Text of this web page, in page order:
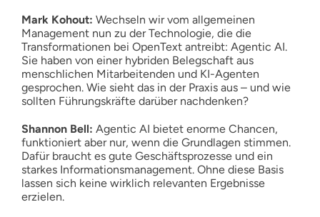
Mark Kohout: Wechseln wir vom allgemeinen
Management nun zu der Technologie, die die
Transformationen bei OpenText antreibt: Agentic AI.
Sie haben von einer hybriden Belegschaft aus
menschlichen Mitarbeitenden und KI-Agenten
gesprochen. Wie sieht das in der Praxis aus – und wie
sollten Führungskräfte darüber nachdenken?
Shannon Bell: Agentic AI bietet enorme Chancen,
funktioniert aber nur, wenn die Grundlagen stimmen.
Dafür braucht es gute Geschäftsprozesse und ein
starkes Informationsmanagement. Ohne diese Basis
lassen sich keine wirklich relevanten Ergebnisse
erzielen.